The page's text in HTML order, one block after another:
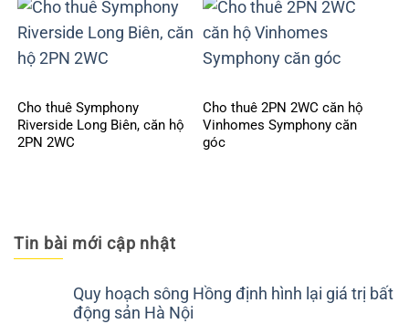
Cho thuê Symphony
Riverside Long Biên, căn hộ
2PN 2WC
Cho thuê 2PN 2WC căn hộ
Vinhomes Symphony căn
góc
Tin bài mới cập nhật
Quy hoạch sông Hồng định hình lại giá trị bất
động sản Hà Nội